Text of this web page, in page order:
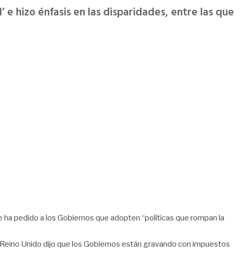
hizo énfasis en las disparidades, entre las que
pedido a los Gobiernos que adopten “políticas que rompan la
Unido dijo que los Gobiernos están gravando con impuestos